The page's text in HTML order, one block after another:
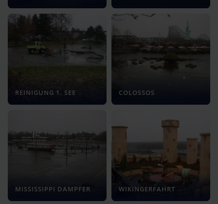
REINIGUNG 1. SEE COLOSSOS
MISSISSIPPI DAMPFER WIKINGERFAHRT